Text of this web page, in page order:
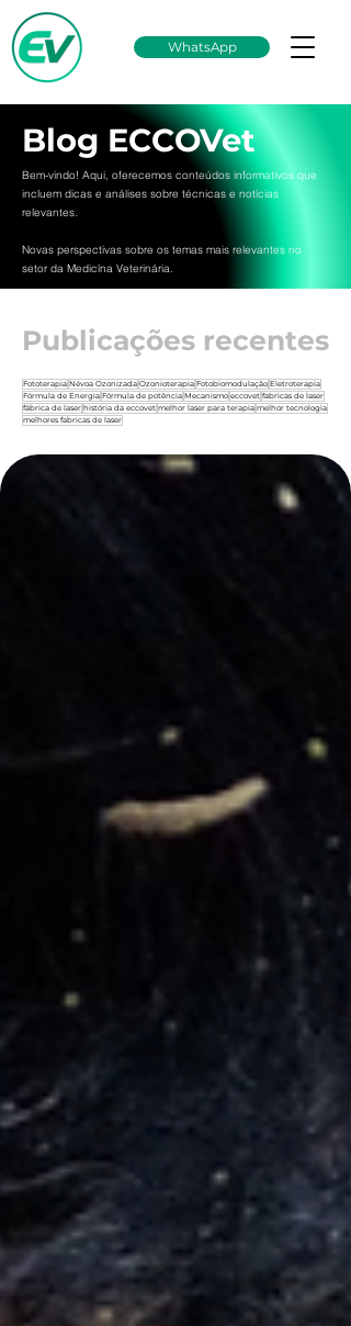
WhatsApp
Blog ECCOVet
Bem-vindo! Aqui, oferecemos conteúdos informativos que
incluem dicas e análises sobre técnicas e notícias
relevantes.
Novas perspectivas sobre os temas mais relevantes no
setor da Medicína Veterinária.
Publicações recentes
Fototerapia Névoa Ozonizada Ozonioterapia Fotobiomodulação Eletroterapia
Fórmula de Energia Fórmula de potência Mecanismo eccovet fabricas de laser
fábrica de laser história da eccovet melhor laser para terapia melhor tecnologia
melhores fabricas de laser